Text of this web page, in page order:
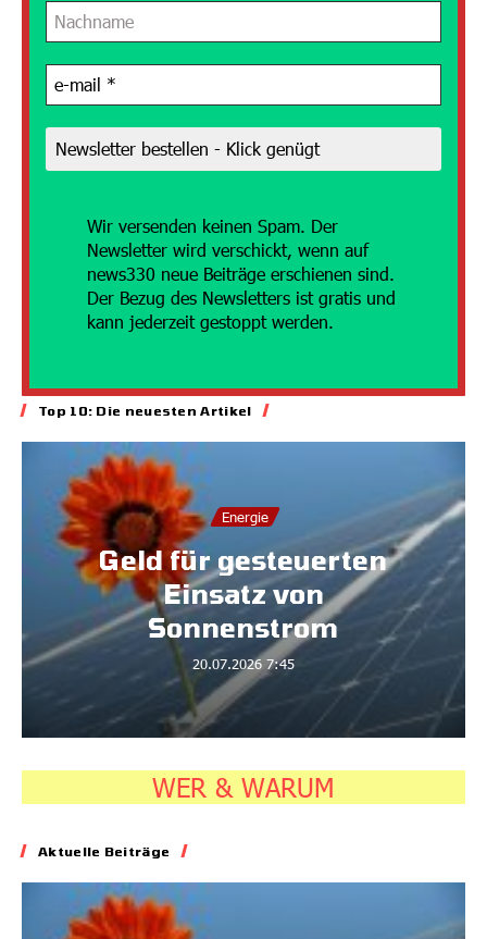
Wir versenden keinen Spam. Der
Newsletter wird verschickt, wenn auf
news330 neue Beiträge erschienen sind.
Der Bezug des Newsletters ist gratis und
kann jederzeit gestoppt werden.
Top 10: Die neuesten Artikel
Energie
Geld für gesteuerten
Einsatz von
Sonnenstrom
20.07.2026 7:45
WER & WARUM
Aktuelle Beiträge